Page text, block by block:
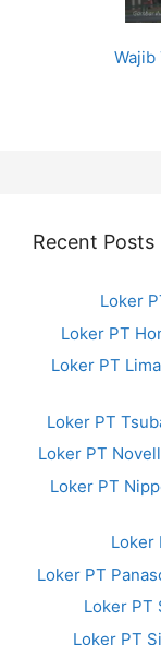
Wajib
Recent Posts
Loker
Loker PT
Loker PT
Loker PT
Loker PT
Loker PT
Loker
Loker PT
Loker PT
Loker PT